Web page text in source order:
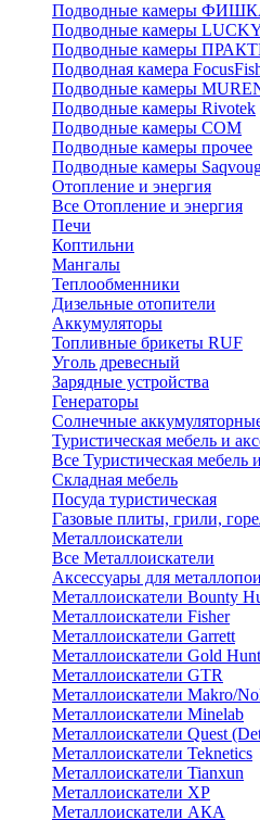
Подводные камеры
Подводные камеры
Подводные камеры
Подводная камера
Подводные камеры
Подводные камеры Rivotek
Подводные камеры СОМ
Подводные камеры прочее
Подводные камеры
Отопление и энергия
Все Отопление и энергия
Печи
Коптильни
Мангалы
Теплообменники
Дизельные отопители
Аккумуляторы
Топливные брикеты RUF
Уголь древесный
Зарядные устройства
Генераторы
Солнечные
Туристическая мебель и
Все Туристическая мебель
Складная мебель
Посуда туристическая
Газовые плиты, грили,
Металлоискатели
Все Металлоискатели
Аксессуары для
Металлоискатели Bounty
Металлоискатели Fisher
Металлоискатели Garrett
Металлоискатели Gold
Металлоискатели GTR
Металлоискатели Makro/
Металлоискатели Minelab
Металлоискатели Quest
Металлоискатели Teknetics
Металлоискатели Tianxun
Металлоискатели XP
Металлоискатели АКА